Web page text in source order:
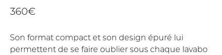
360€
Son format compact et son design épuré lui
permettent de se faire oublier sous chaque lavabo